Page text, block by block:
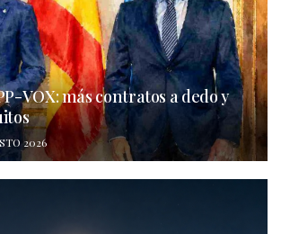
VOX: más contratos a dedo y
2026